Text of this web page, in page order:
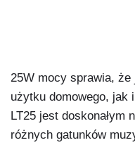
25W mocy sprawia, że
użytku domowego, jak
LT25 jest doskonałym
różnych gatunków